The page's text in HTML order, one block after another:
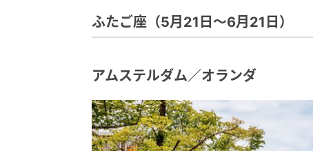
ふたご座（5月21日〜6月21日）
アムステルダム／オランダ